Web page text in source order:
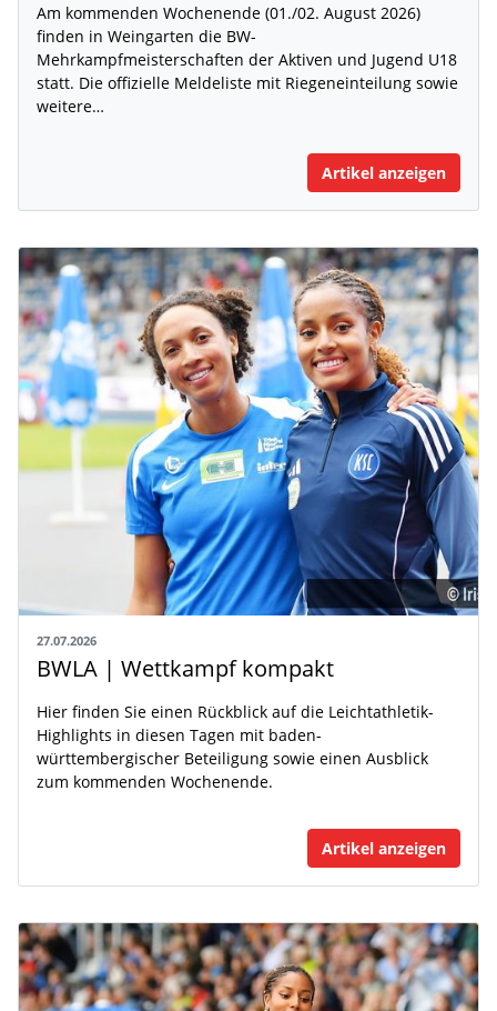
Am kommenden Wochenende (01./02. August 2026)
finden in Weingarten die BW-
Mehrkampfmeisterschaften der Aktiven und Jugend U18
statt. Die offizielle Meldeliste mit Riegeneinteilung sowie
weitere…
Artikel anzeigen
27.07.2026
BWLA | Wettkampf kompakt
Hier finden Sie einen Rückblick auf die Leichtathletik-
Highlights in diesen Tagen mit baden-
württembergischer Beteiligung sowie einen Ausblick
zum kommenden Wochenende.
Artikel anzeigen